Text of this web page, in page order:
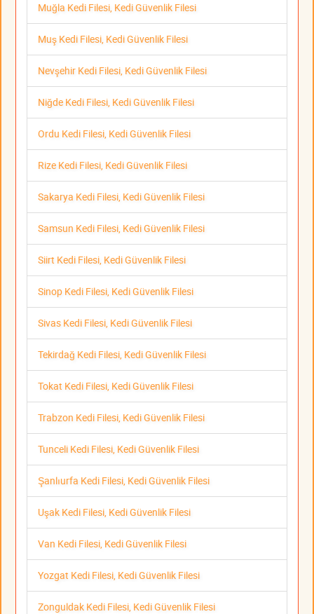
Muğla Kedi Filesi, Kedi Güvenlik Filesi
Muş Kedi Filesi, Kedi Güvenlik Filesi
Nevşehir Kedi Filesi, Kedi Güvenlik Filesi
Niğde Kedi Filesi, Kedi Güvenlik Filesi
Ordu Kedi Filesi, Kedi Güvenlik Filesi
Rize Kedi Filesi, Kedi Güvenlik Filesi
Sakarya Kedi Filesi, Kedi Güvenlik Filesi
Samsun Kedi Filesi, Kedi Güvenlik Filesi
Siirt Kedi Filesi, Kedi Güvenlik Filesi
Sinop Kedi Filesi, Kedi Güvenlik Filesi
Sivas Kedi Filesi, Kedi Güvenlik Filesi
Tekirdağ Kedi Filesi, Kedi Güvenlik Filesi
Tokat Kedi Filesi, Kedi Güvenlik Filesi
Trabzon Kedi Filesi, Kedi Güvenlik Filesi
Tunceli Kedi Filesi, Kedi Güvenlik Filesi
Şanlıurfa Kedi Filesi, Kedi Güvenlik Filesi
Uşak Kedi Filesi, Kedi Güvenlik Filesi
Van Kedi Filesi, Kedi Güvenlik Filesi
Yozgat Kedi Filesi, Kedi Güvenlik Filesi
Zonguldak Kedi Filesi, Kedi Güvenlik Filesi